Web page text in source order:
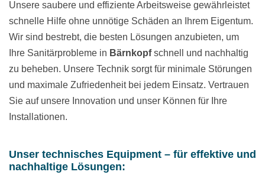
Unsere saubere und effiziente Arbeitsweise gewährleistet
schnelle Hilfe ohne unnötige Schäden an Ihrem Eigentum.
Wir sind bestrebt, die besten Lösungen anzubieten, um
Ihre Sanitärprobleme in Bärnkopfschnell und nachhaltig
zu beheben. Unsere Technik sorgt für minimale Störungen
und maximale Zufriedenheit bei jedem Einsatz. Vertrauen
Sie auf unsere Innovation und unser Können für Ihre
Installationen.
Unser technisches Equipment – für effektive und
nachhaltige Lösungen: